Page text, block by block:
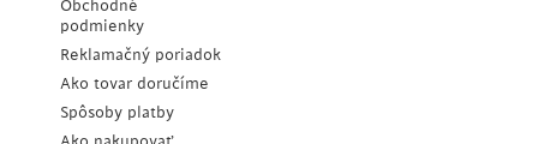
Obchodné
podmienky
Reklamačný poriadok
Ako tovar doručíme
Spôsoby platby